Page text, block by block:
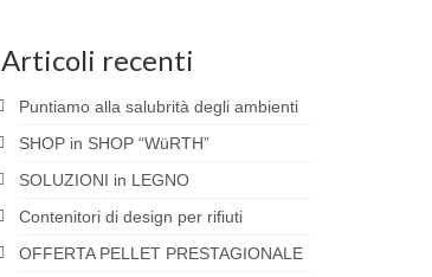
Articoli recenti
Puntiamo alla salubrità degli ambienti
SHOP in SHOP “WüRTH”
SOLUZIONI in LEGNO
Contenitori di design per rifiuti
OFFERTA PELLET PRESTAGIONALE